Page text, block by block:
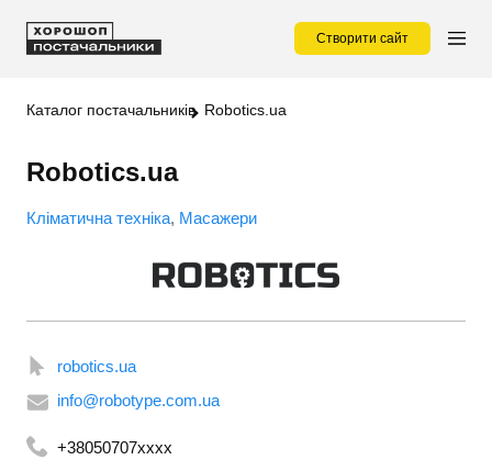
Створити сайт
Каталог постачальників Robotics.ua
Robotics.ua
Кліматична техніка Масажери
robotics.ua
info@robotype.com.ua
+38050707xxxx